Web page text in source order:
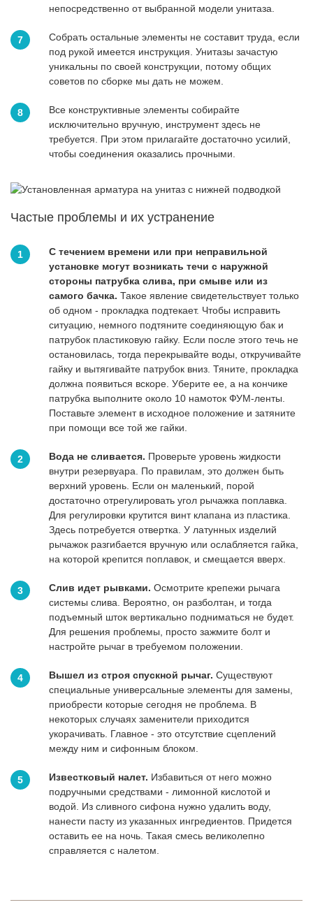
непосредственно от выбранной модели унитаза.
Собрать остальные элементы не составит труда, если
под рукой имеется инструкция. Унитазы зачастую
уникальны по своей конструкции, потому общих
советов по сборке мы дать не можем.
Все конструктивные элементы собирайте
исключительно вручную, инструмент здесь не
требуется. При этом прилагайте достаточно усилий,
чтобы соединения оказались прочными.
Частые проблемы и их устранение
С течением времени или при неправильной
установке могут возникать течи с наружной
стороны патрубка слива, при смыве или из
самого бачка. Такое явление свидетельствует только
об одном - прокладка подтекает. Чтобы исправить
ситуацию, немного подтяните соединяющую бак и
патрубок пластиковую гайку. Если после этого течь не
остановилась, тогда перекрывайте воды, откручивайте
гайку и вытягивайте патрубок вниз. Тяните, прокладка
должна появиться вскоре. Уберите ее, а на кончике
патрубка выполните около 10 намоток ФУМ-ленты.
Поставьте элемент в исходное положение и затяните
при помощи все той же гайки.
Вода не сливается. Проверьте уровень жидкости
внутри резервуара. По правилам, это должен быть
верхний уровень. Если он маленький, порой
достаточно отрегулировать угол рычажка поплавка.
Для регулировки крутится винт клапана из пластика.
Здесь потребуется отвертка. У латунных изделий
рычажок разгибается вручную или ослабляется гайка,
на которой крепится поплавок, и смещается вверх.
Слив идет рывками. Осмотрите крепежи рычага
системы слива. Вероятно, он разболтан, и тогда
подъемный шток вертикально подниматься не будет.
Для решения проблемы, просто зажмите болт и
настройте рычаг в требуемом положении.
Вышел из строя спускной рычаг. Существуют
специальные универсальные элементы для замены,
приобрести которые сегодня не проблема. В
некоторых случаях заменители приходится
укорачивать. Главное - это отсутствие сцеплений
между ним и сифонным блоком.
Известковый налет. Избавиться от него можно
подручными средствами - лимонной кислотой и
водой. Из сливного сифона нужно удалить воду,
нанести пасту из указанных ингредиентов. Придется
оставить ее на ночь. Такая смесь великолепно
справляется с налетом.